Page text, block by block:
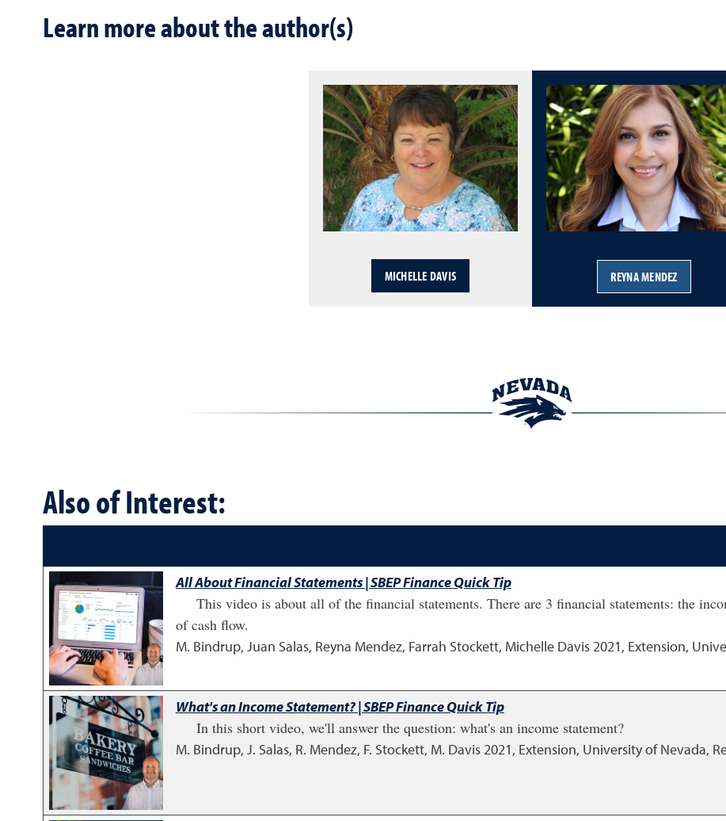
Learn more about the author(s)
MICHELLE DAVIS REYNA MENDEZ
Also of Interest:
All About Financial Statements | SBEP Finance Quick Tip
This video is about all of the financial statements. There are 3 financial statements: the
of cash flow.
M. Bindrup, Juan Salas, Reyna Mendez, Farrah Stockett, Michelle Davis2021, Extension,
What's an Income Statement? | SBEP Finance Quick Tip
In this short video, we'll answer the question: what's an income statement?
M. Bindrup, J. Salas, R. Mendez, F. Stockett, M. Davis2021, Extension, University of Nevada,